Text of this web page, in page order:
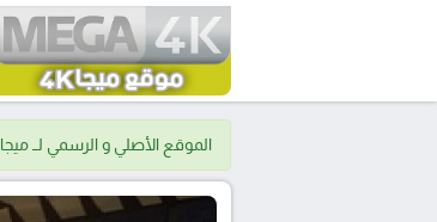
الموقع الأصلي و الرسمي لــ ميجا 4K , ولا يوجد لدينا موقع اخر.